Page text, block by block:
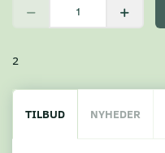
2
TILBUD NYHEDER